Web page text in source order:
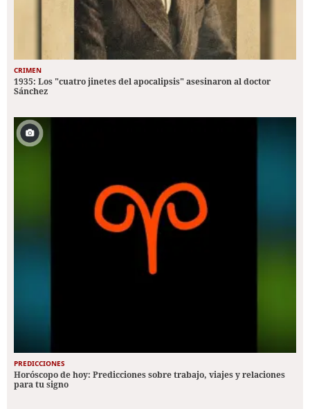
CRIMEN
1935: Los "cuatro jinetes del apocalipsis" asesinaron al doctor
Sánchez
PREDICCIONES
Horóscopo de hoy: Predicciones sobre trabajo, viajes y relaciones
para tu signo